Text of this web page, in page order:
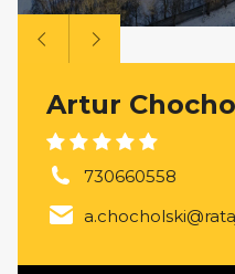
Artur
730660558